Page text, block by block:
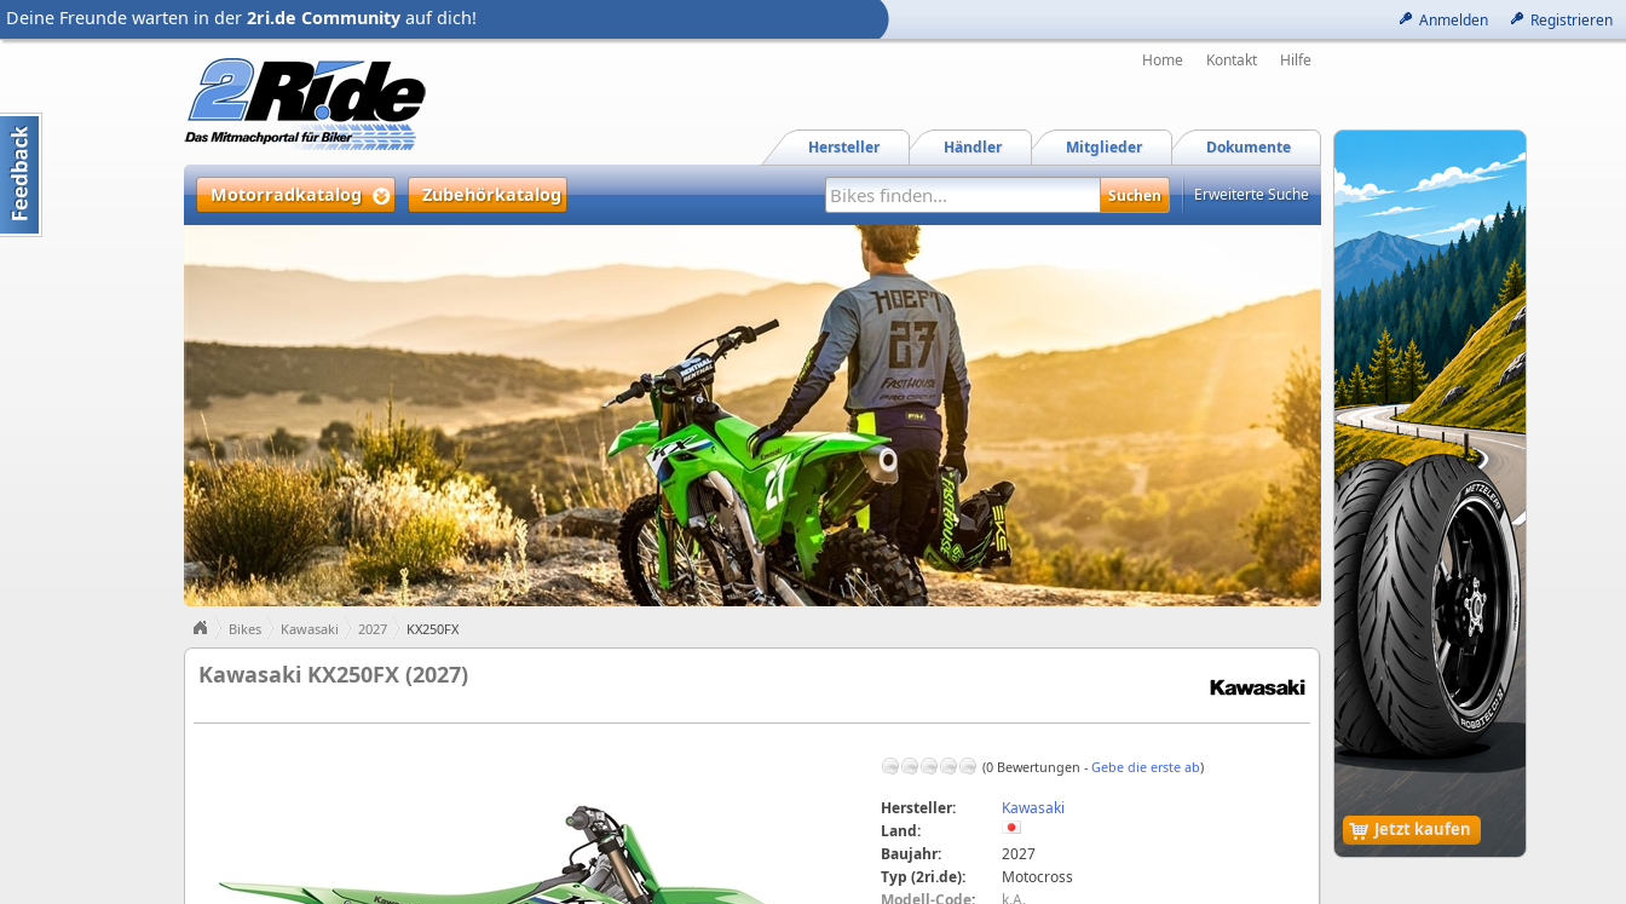
Anmelden Registrieren
Deine Freunde warten in der 2ri.de Community auf dich!
Jetzt kaufen
Home Kontakt Hilfe
Dokumente
Mitglieder
Händler
Hersteller
Motorradkatalog Zubehörkatalog Erweiterte Suche
Bikes Kawasaki 2027 KX250FX
Kawasaki KX250FX (2027)
(0 Bewertungen - Gebe die erste ab)
Hersteller:
Kawasaki
Land:
Baujahr:
2027
Typ (2ri.de):
Motocross
Modell-Code:
k.A.